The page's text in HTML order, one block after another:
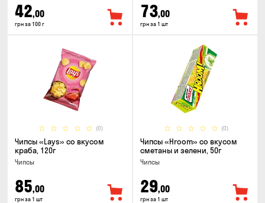
42,00
грн за 100 г
73,00
грн за 1 шт
(0)
Чипсы «Lays» со вкусом
краба, 120г
Чипсы
85,00
грн за 1 шт
(0)
Чипсы «Hroom» со вкусом
сметаны и зелени, 50г
Чипсы
29,00
грн за 1 шт